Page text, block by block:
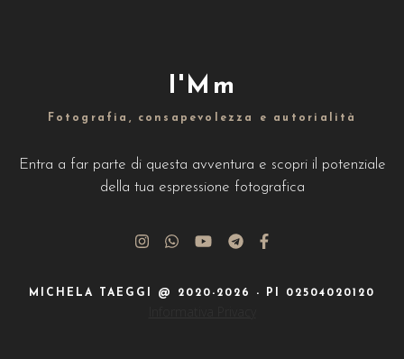
I'Mm
Fotografia, consapevolezza e autorialità
Entra a far parte di questa avventura e scopri il potenziale
della tua espressione fotografica
MICHELA TAEGGI @ 2020-2026 - PI 02504020120